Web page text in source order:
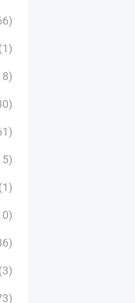
(1)
(1)
(3)